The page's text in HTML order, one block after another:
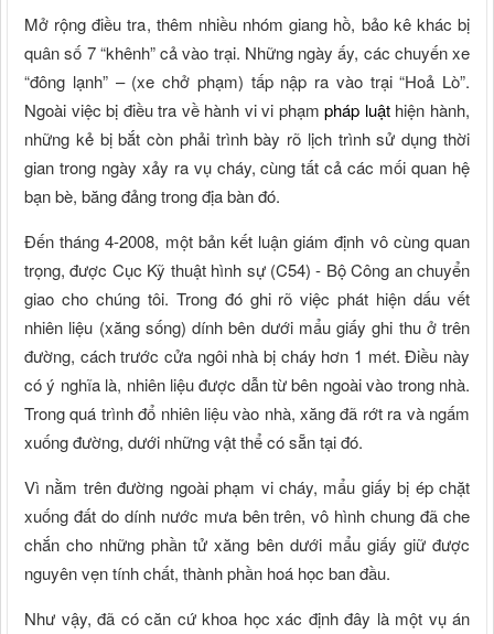
Mở rộng điều tra, thêm nhiều nhóm giang hồ, bảo kê khác bị
quân số 7 “khênh” cả vào trại. Những ngày ấy, các chuyến xe
“đông lạnh” – (xe chở phạm) tấp nập ra vào trại “Hoả Lò”.
Ngoài việc bị điều tra về hành vi vi phạmpháp luậthiện hành,
những kẻ bị bắt còn phải trình bày rõ lịch trình sử dụng thời
gian trong ngày xảy ra vụ cháy, cùng tất cả các mối quan hệ
bạn bè, băng đảng trong địa bàn đó.
Đến tháng 4-2008, một bản kết luận giám định vô cùng quan
trọng, được Cục Kỹ thuật hình sự (C54) - Bộ Công an chuyển
giao cho chúng tôi. Trong đó ghi rõ việc phát hiện dấu vết
nhiên liệu (xăng sống) dính bên dưới mẩu giấy ghi thu ở trên
đường, cách trước cửa ngôi nhà bị cháy hơn 1 mét. Điều này
có ý nghĩa là, nhiên liệu được dẫn từ bên ngoài vào trong nhà.
Trong quá trình đổ nhiên liệu vào nhà, xăng đã rớt ra và ngấm
xuống đường, dưới những vật thể có sẵn tại đó.
Vì nằm trên đường ngoài phạm vi cháy, mẩu giấy bị ép chặt
xuống đất do dính nước mưa bên trên, vô hình chung đã che
chắn cho những phần tử xăng bên dưới mẩu giấy giữ được
nguyên vẹn tính chất, thành phần hoá học ban đầu.
Như vậy, đã có căn cứ khoa học xác định đây là một vụ án